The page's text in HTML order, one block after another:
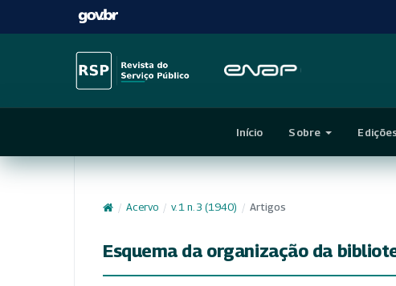
Início Sobre
/ Acervo / v. 1 n. 3 (1940) / Artigos
Esquema da organização da